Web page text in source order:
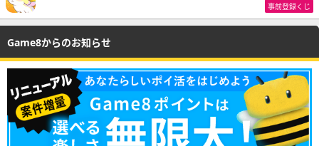
事前登録くじ
Game8からのお知らせ